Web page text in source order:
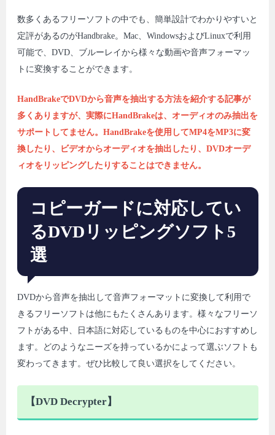
数多くあるフリーソフトの中でも、簡単設計でわかりやすいと
定評があるのがHandbrake。Mac、WindowsおよびLinuxで利用
可能で、DVD、ブルーレイから様々な動画や音声フォーマッ
トに変換することができます。
HandBrakeでDVDから音声を抽出する方法を紹介する記事が
多くありますが、実際にHandBrakeは、オーディオのみ抽出を
サポートしてません。HandBrakeを使用してMP4をMP3に変
換したり、ビデオからオーディオを抽出したり、DVDオーデ
ィオをリッピングしたりすることはできません。
コピーガードに対応してい
るDVDリッピングソフト5
選
DVDから音声を抽出して音声フォーマットに変換して利用で
きるフリーソフトは他にもたくさんあります。様々なフリーソ
フトがある中、日本語に対応しているものを中心におすすめし
ます。どのようなニーズを持っているかによって選ぶソフトも
変わってきます。ぜひ比較して良い選択をしてください。
【DVD Decrypter】